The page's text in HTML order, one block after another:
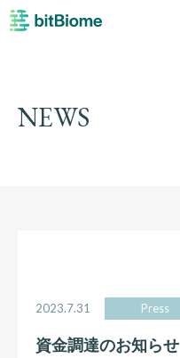
NEWS
2023.7.31 Press
資金調達のお知らせ